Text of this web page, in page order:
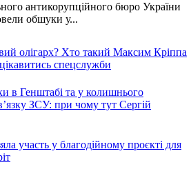
антикорупційного бюро України
обшуки у...
олігарх? Хто такий Максим Кріппа
спецслужби
в Генштабі та у колишнього
ЗСУ: при чому тут Сергій
участь у благодійному проєкті для